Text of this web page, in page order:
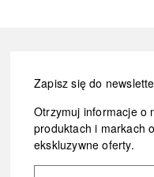
Zapisz się do
Otrzymuj informacje o
produktach i markach
ekskluzywne oferty.